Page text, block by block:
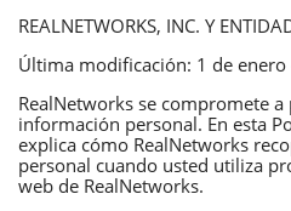
REALNETWORKS, INC. Y
Última modificación: 1 de enero
RealNetworks se compromete
información personal. En esta
explica cómo RealNetworks
personal cuando usted utiliza
web de RealNetworks.